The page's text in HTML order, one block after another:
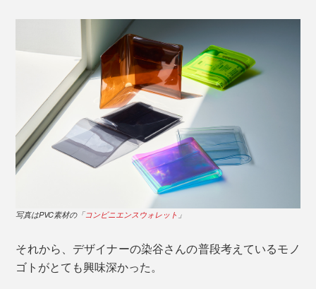
写真はPVC素材の「コンビニエンスウォレット 」
それから、デザイナーの染谷さんの普段考えているモノ
ゴトがとても興味深かった。